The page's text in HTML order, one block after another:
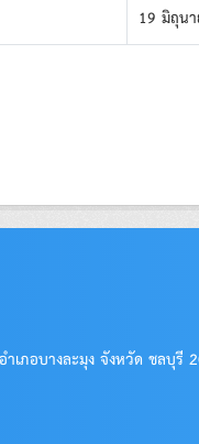
19 มิถุน
ภอบางละมุง จังหวัด ชลบุรี